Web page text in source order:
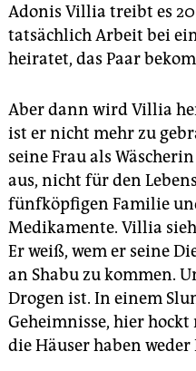
Adonis Villia treibt es
tatsächlich Arbeit bei
heiratet, das Paar
Aber dann wird Villia
ist er nicht mehr zu
seine Frau als
aus, nicht für den
fünfköpfigen Familie
Medikamente. Villia
Er weiß, wem er seine
an Shabu zu kommen.
Drogen ist. In einem
Geheimnisse, hier
die Häuser haben weder